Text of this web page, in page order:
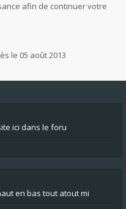
afin de continuer votre
ici dans le foru
en bas tout atout mi